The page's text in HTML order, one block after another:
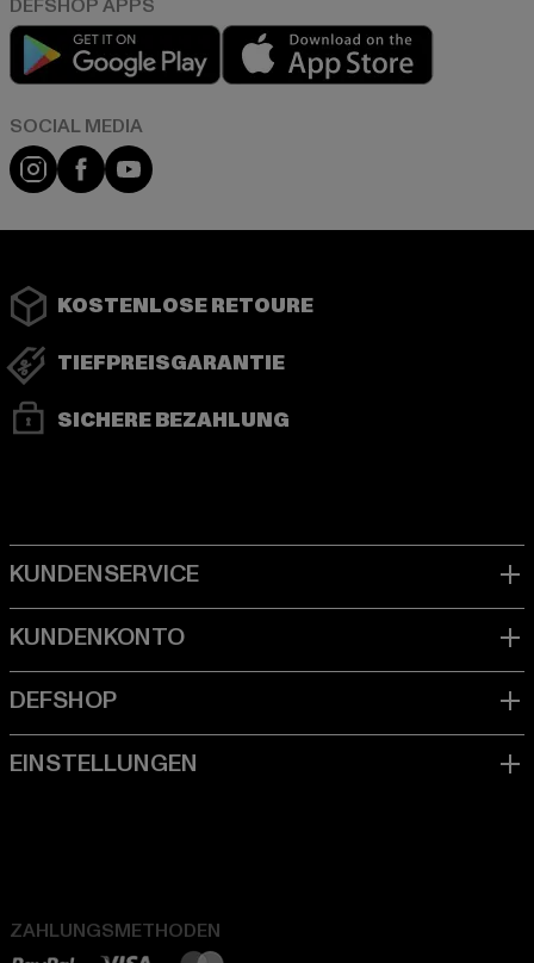
Play market
Instagram
FacebookYouTube
KOSTENLOSE RETOURE
TIEFPREISGARANTIE
SICHERE BEZAHLUNG
ZAHLUNGSMETHODEN